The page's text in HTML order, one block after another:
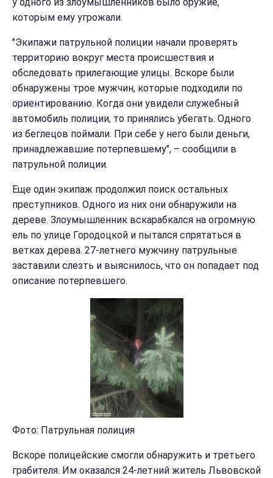
у одного из злоумышленников было оружие,
которым ему угрожали.
"Экипажи патрульной полиции начали проверять
территорию вокруг места происшествия и
обследовать прилегающие улицы. Вскоре были
обнаружены трое мужчин, которые подходили по
ориентированию. Когда они увидели служебный
автомобиль полиции, то принялись убегать. Одного
из беглецов поймали. При себе у него были деньги,
принадлежавшие потерпевшему", – сообщили в
патрульной полиции.
Еще один экипаж продолжил поиск остальных
преступников. Одного из них они обнаружили на
дереве. Злоумышленник вскарабкался на огромную
ель по улице Городоцкой и пытался спрятаться в
ветках дерева. 27-летнего мужчину патрульные
заставили слезть и выяснилось, что он попадает под
описание потерпевшего.
Фото: Патрульная полиция
Вскоре полицейские смогли обнаружить и третьего
грабителя. Им оказался 24-летний житель Львовской